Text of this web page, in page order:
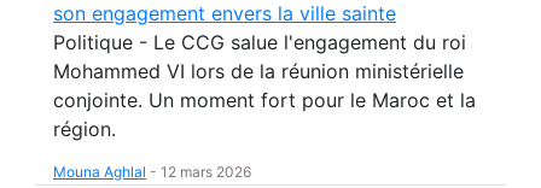
son engagement envers la ville sainte
Politique - Le CCG salue l'engagement du roi
Mohammed VI lors de la réunion ministérielle
conjointe. Un moment fort pour le Maroc et la
région.
Mouna Aghlal - 12 mars 2026